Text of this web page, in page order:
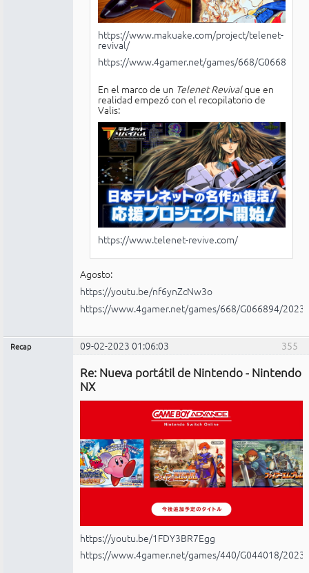
https://www.makuake.com/project/telenet-
revival/
https://www.4gamer.net/games/668/G066894/
En el marco de un Telenet Revivalque en
realidad empezó con el recopilatorio de
Valis:
https://www.telenet-revive.com/
Agosto:
https://youtu.be/nf6ynZcNw3o
https://www.4gamer.net/games/668/G066894/
355
Recap 09-02-2023 01:06:03
Re: Nueva portátil de Nintendo - Nintendo
NX
https://youtu.be/1FDY3BR7Egg
https://www.4gamer.net/games/440/G044018/